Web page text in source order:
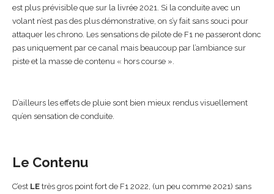
est plus prévisible que sur la livrée 2021. Si la conduite avec un
volant n’est pas des plus démonstrative, on s’y fait sans souci pour
attaquer les chrono. Les sensations de pilote de F1 ne passeront donc
pas uniquement par ce canal mais beaucoup par l’ambiance sur
piste et la masse de contenu « hors course ».
D’ailleurs les effets de pluie sont bien mieux rendus visuellement
qu’en sensation de conduite.
Le Contenu
C’est LE très gros point fort de F1 2022, (un peu comme 2021) sans